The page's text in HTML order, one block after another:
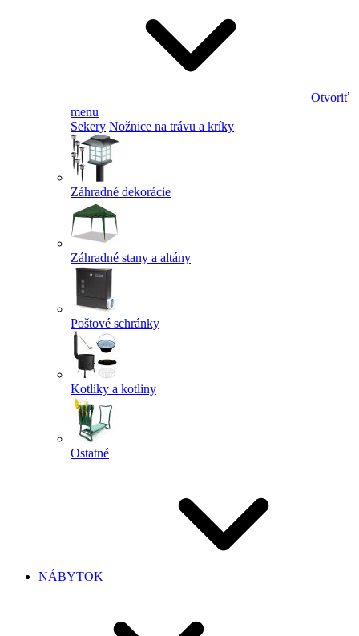
Otvoriť
menu
Sekery Nožnice na trávu a kríky
Záhradné dekorácie
Záhradné stany a altány
Poštové schránky
Kotlíky a kotliny
Ostatné
NÁBYTOK